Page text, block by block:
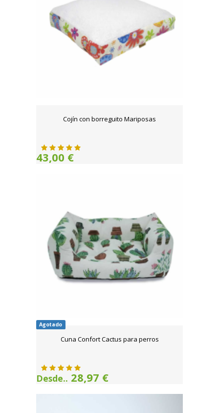
Cojín con borreguito Mariposas
43,00 €
Agotado
Cuna Confort Cactus para perros
Desde.. 28,97 €